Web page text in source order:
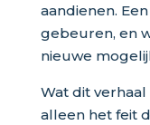
aandienen.
gebeuren, en
nieuwe
Wat dit
alleen het feit